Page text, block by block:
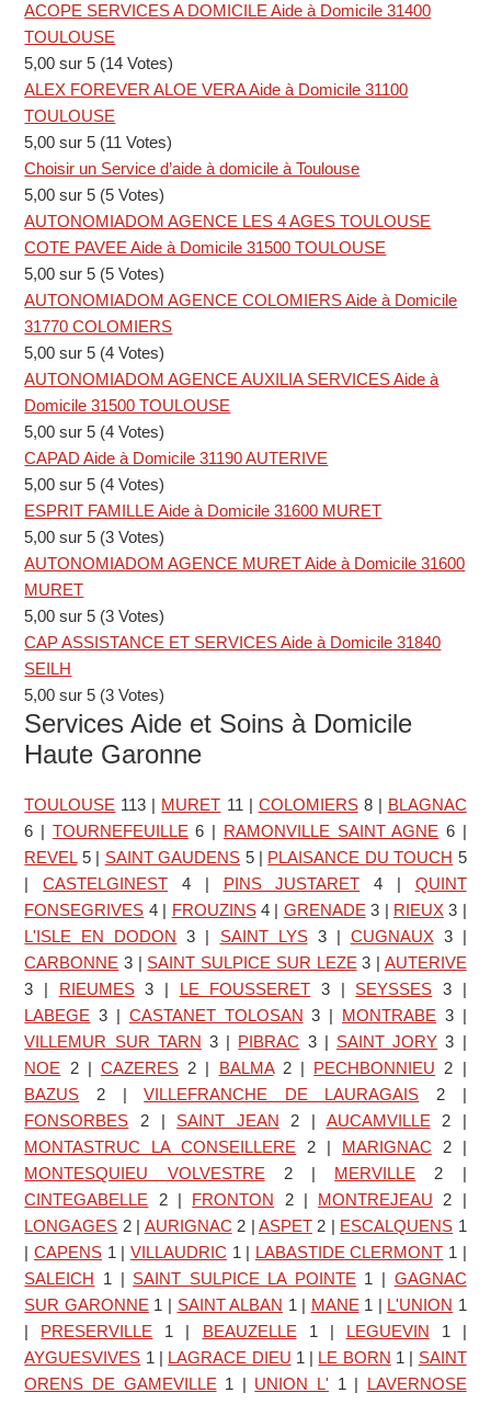
ACOPE SERVICES A DOMICILE Aide à Domicile 31400
TOULOUSE
5,00 sur 5 (14 Votes)
ALEX FOREVER ALOE VERA Aide à Domicile 31100
TOULOUSE
5,00 sur 5 (11 Votes)
Choisir un Service d’aide à domicile à Toulouse
5,00 sur 5 (5 Votes)
AUTONOMIADOM AGENCE LES 4 AGES TOULOUSE
COTE PAVEE Aide à Domicile 31500 TOULOUSE
5,00 sur 5 (5 Votes)
AUTONOMIADOM AGENCE COLOMIERS Aide à Domicile
31770 COLOMIERS
5,00 sur 5 (4 Votes)
AUTONOMIADOM AGENCE AUXILIA SERVICES Aide à
Domicile 31500 TOULOUSE
5,00 sur 5 (4 Votes)
CAPAD Aide à Domicile 31190 AUTERIVE
5,00 sur 5 (4 Votes)
ESPRIT FAMILLE Aide à Domicile 31600 MURET
5,00 sur 5 (3 Votes)
AUTONOMIADOM AGENCE MURET Aide à Domicile 31600
MURET
5,00 sur 5 (3 Votes)
CAP ASSISTANCE ET SERVICES Aide à Domicile 31840
SEILH
5,00 sur 5 (3 Votes)
Services Aide et Soins à Domicile
Haute Garonne
TOULOUSE 113 | MURET 11 | COLOMIERS8 | BLAGNAC
6 | TOURNEFEUILLE 6 | RAMONVILLE SAINT AGNE 6 |
REVEL5 | SAINT GAUDENS 5 | PLAISANCE DU TOUCH 5
|CASTELGINEST 4 | PINS JUSTARET 4 | QUINT
FONSEGRIVES 4 | FROUZINS4 | GRENADE 3 | RIEUX3 |
L'ISLE EN DODON 3 | SAINT LYS3 | CUGNAUX3 |
CARBONNE 3 | SAINT SULPICE SUR LEZE 3 | AUTERIVE
3 | RIEUMES3 | LE FOUSSERET 3 | SEYSSES 3 |
LABEGE 3 | CASTANET TOLOSAN 3 | MONTRABE 3 |
VILLEMUR SUR TARN 3 | PIBRAC 3 | SAINT JORY 3 |
NOE 2 | CAZERES 2 | BALMA2 | PECHBONNIEU 2 |
BAZUS 2 |VILLEFRANCHE DE LAURAGAIS 2 |
FONSORBES 2 | SAINT JEAN 2 | AUCAMVILLE 2 |
MONTASTRUC LA CONSEILLERE 2 | MARIGNAC 2 |
MONTESQUIEU VOLVESTRE 2 | MERVILLE 2 |
CINTEGABELLE 2 | FRONTON 2 | MONTREJEAU 2 |
LONGAGES 2 | AURIGNAC 2 | ASPET2 | ESCALQUENS 1
|CAPENS 1 | VILLAUDRIC 1 | LABASTIDE CLERMONT 1 |
SALEICH 1 | SAINT SULPICE LA POINTE 1 | GAGNAC
SUR GARONNE 1 | SAINT ALBAN 1 | MANE 1 | L'UNION 1
| PRESERVILLE 1 | BEAUZELLE 1 | LEGUEVIN 1 |
AYGUESVIVES 1 | LAGRACE DIEU 1 | LE BORN 1 | SAINT
ORENS DE GAMEVILLE 1 | UNION L' 1 | LAVERNOSE